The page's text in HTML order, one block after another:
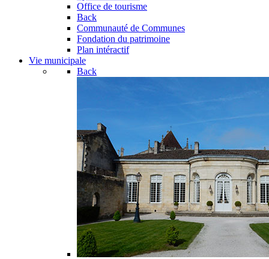
Office de tourisme
Back
Communauté de Communes
Fondation du patrimoine
Plan intéractif
Vie municipale
Back